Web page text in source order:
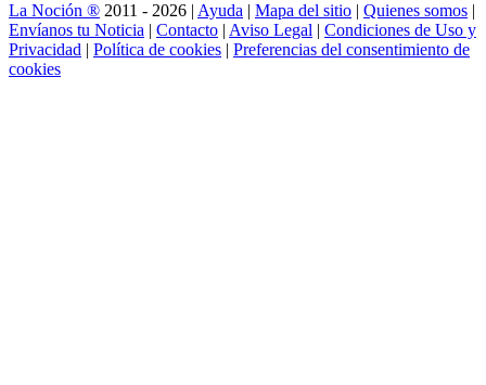
La Noción ® 2011 - 2026 | Ayuda | Mapa del sitio | Quienes somos |
Envíanos tu Noticia | Contacto | Aviso Legal | Condiciones de Uso y
Privacidad | Política de cookies | Preferencias del consentimiento de
cookies